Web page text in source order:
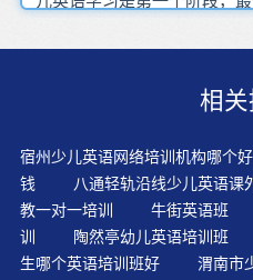
没有其他的英文读物；买了
应该是“听”。提前熟悉和适
题。?背诵也是一种积累，背
生学习英语语法不是“背公式
去学习。要经常表扬鼓励孩
趣。家长选择外教时不能盲
也存在若干短板和缺陷。让
助他们轻松完成学校的英语
相
宿州少儿英语网络培训机构哪个好
钱
八通轻轨沿线少儿英语课
教一对一培训
牛街英语班
训
陶然亭幼儿英语培训班
生哪个英语培训班好
渭南市